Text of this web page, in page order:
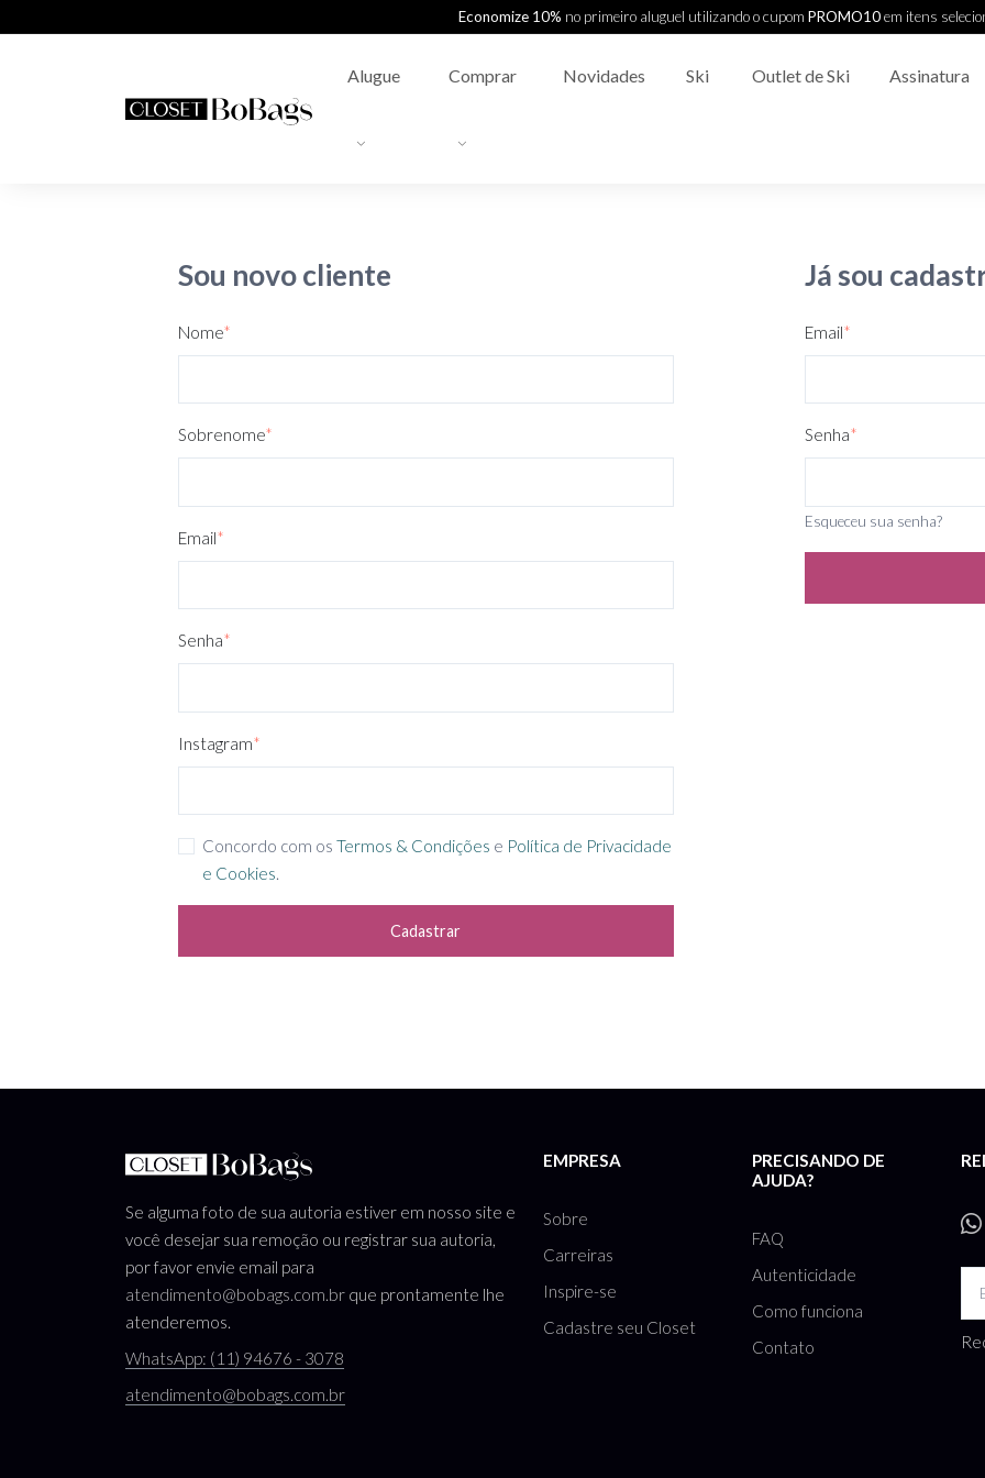
Economize 10% no primeiro aluguel utilizando o cupom PROMO10em itens
Alugue Comprar Novidades Ski Outlet de Ski Assinatura
Sou novo cliente
Nome*
Sobrenome*
Email*
Senha*
Instagram*
Concordo com osTermos & Condições e Política de Privacidade
e Cookies.
Cadastrar
Já sou
Email*
Senha*
Esqueceu sua senha?
Se alguma foto de sua autoria estiver em nosso site e
você desejar sua remoção ou registrar sua autoria,
por favor envie email para
atendimento@bobags.com.br que prontamente lhe
atenderemos.
WhatsApp: (11) 94676 - 3078
atendimento@bobags.com.br
EMPRESA
Sobre
Carreiras
Inspire-se
Cadastre seu Closet
PRECISANDO DE
AJUDA?
FAQ
Autenticidade
Como funciona
Contato